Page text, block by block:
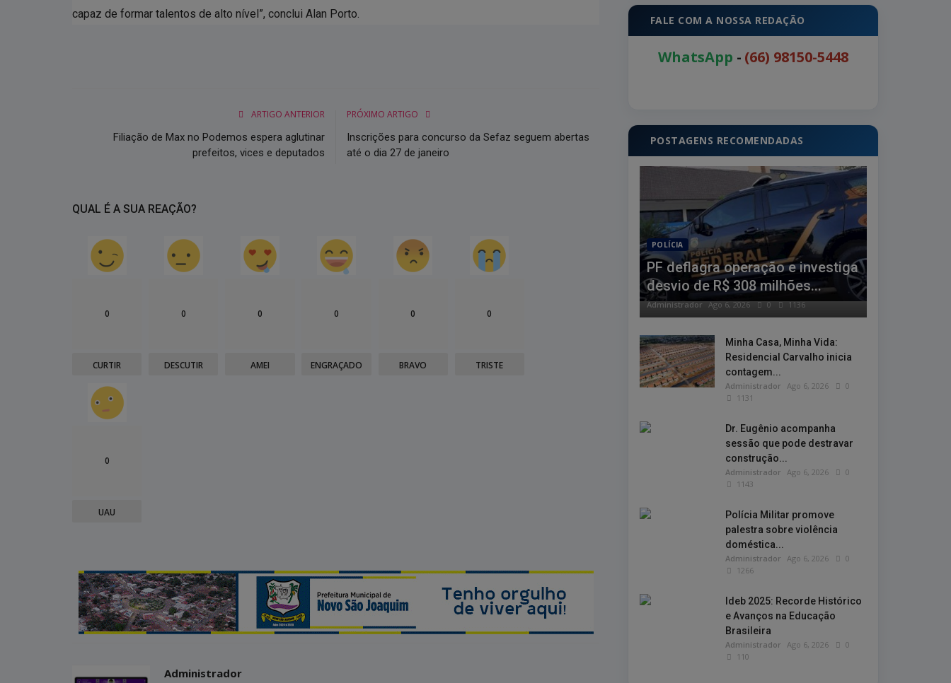
capaz de formar talentos de alto nível”, conclui Alan Porto.
ARTIGO ANTERIOR
Filiação de Max no Podemos espera aglutinar
prefeitos, vices e deputados
PRÓXIMO ARTIGO
Inscrições para concurso da Sefaz seguem abertas
até o dia 27 de janeiro
QUAL É A SUA REAÇÃO?
0
CURTIR
0
DESCUTIR
0
AMEI
0
ENGRAÇADO
0
BRAVO
0
TRISTE
0
UAU
Administrador
FALE COM A NOSSA REDAÇÃO
WhatsApp - (66) 98150-5448
POSTAGENS RECOMENDADAS
POLÍCIA
PF deflagra operação e investiga
desvio de R$ 308 milhões...
Administrador Ago 6, 2026 0 1136
Minha Casa, Minha Vida:
Residencial Carvalho inicia
contagem...
Administrador Ago 6, 2026
0
1131
Dr. Eugênio acompanha
sessão que pode destravar
construção...
Administrador Ago 6, 2026
0
1143
Polícia Militar promove
palestra sobre violência
doméstica...
Administrador Ago 6, 2026
0
1266
Ideb 2025: Recorde Histórico
e Avanços na Educação
Brasileira
Administrador Ago 6, 2026
0
110